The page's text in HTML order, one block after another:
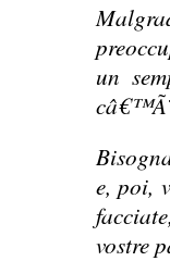
un
e, poi,
vostre